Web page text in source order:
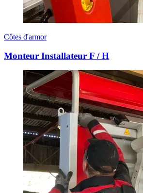
Côtes d'armor
Monteur Installateur F / H